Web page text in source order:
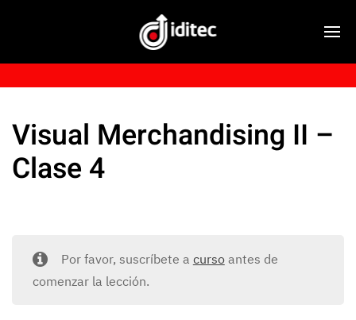
Visual Merchandising II –
Clase 4
Por favor, suscríbete a cursoantes de
comenzar la lección.